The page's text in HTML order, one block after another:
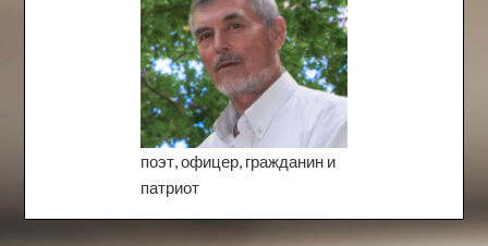
поэт, офицер, гражданин и
патриот